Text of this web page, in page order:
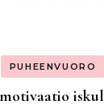
PUHEENVUORO